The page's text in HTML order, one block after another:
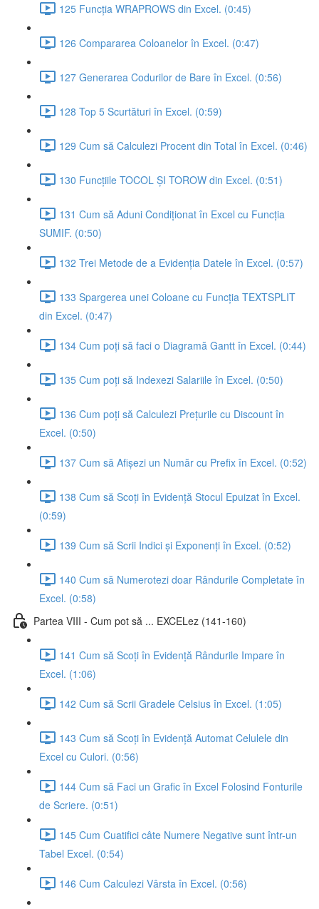
125 Funcția WRAPROWS din Excel. (0:45)
126 Compararea Coloanelor în Excel. (0:47)
127 Generarea Codurilor de Bare în Excel. (0:56)
128 Top 5 Scurtături în Excel. (0:59)
129 Cum să Calculezi Procent din Total în Excel. (0:46)
130 Funcțiile TOCOL ȘI TOROW din Excel. (0:51)
131 Cum să Aduni Condiționat în Excel cu Funcția
SUMIF. (0:50)
132 Trei Metode de a Evidenția Datele în Excel. (0:57)
133 Spargerea unei Coloane cu Funcția TEXTSPLIT
din Excel. (0:47)
134 Cum poți să faci o Diagramă Gantt în Excel. (0:44)
135 Cum poți să Indexezi Salariile în Excel. (0:50)
136 Cum poți să Calculezi Prețurile cu Discount în
Excel. (0:50)
137 Cum să Afișezi un Număr cu Prefix în Excel. (0:52)
138 Cum să Scoți în Evidență Stocul Epuizat în Excel.
(0:59)
139 Cum să Scrii Indici și Exponenți în Excel. (0:52)
140 Cum să Numerotezi doar Rândurile Completate în
Excel. (0:58)
Partea VIII - Cum pot să ... EXCELez (141-160)
141 Cum să Scoți în Evidență Rândurile Impare în
Excel. (1:06)
142 Cum să Scrii Gradele Celsius în Excel. (1:05)
143 Cum să Scoți în Evidență Automat Celulele din
Excel cu Culori. (0:56)
144 Cum să Faci un Grafic în Excel Folosind Fonturile
de Scriere. (0:51)
145 Cum Cuatifici câte Numere Negative sunt într-un
Tabel Excel. (0:54)
146 Cum Calculezi Vârsta în Excel. (0:56)